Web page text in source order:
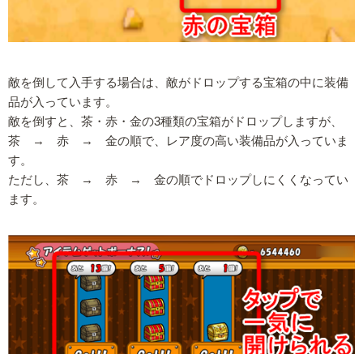
敵を倒して入手する場合は、敵がドロップする宝箱の中に装備
品が入っています。
敵を倒すと、茶・赤・金の3種類の宝箱がドロップしますが、
茶 → 赤 → 金の順で、レア度の高い装備品が入っていま
す。
ただし、茶 → 赤 → 金の順でドロップしにくくなってい
ます。